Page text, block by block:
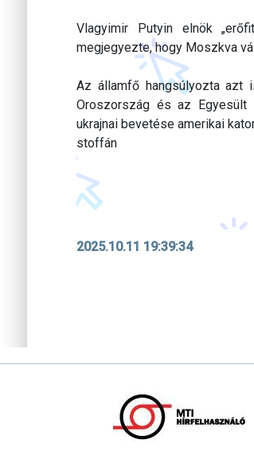
Vlagyimir Putyin elnök
megjegyezte, hogy Moszkva
Az államfő hangsúlyozta azt
Oroszország és az Egyesült
ukrajnai bevetése amerikai
stoffán
2025.10.11 19:39:34